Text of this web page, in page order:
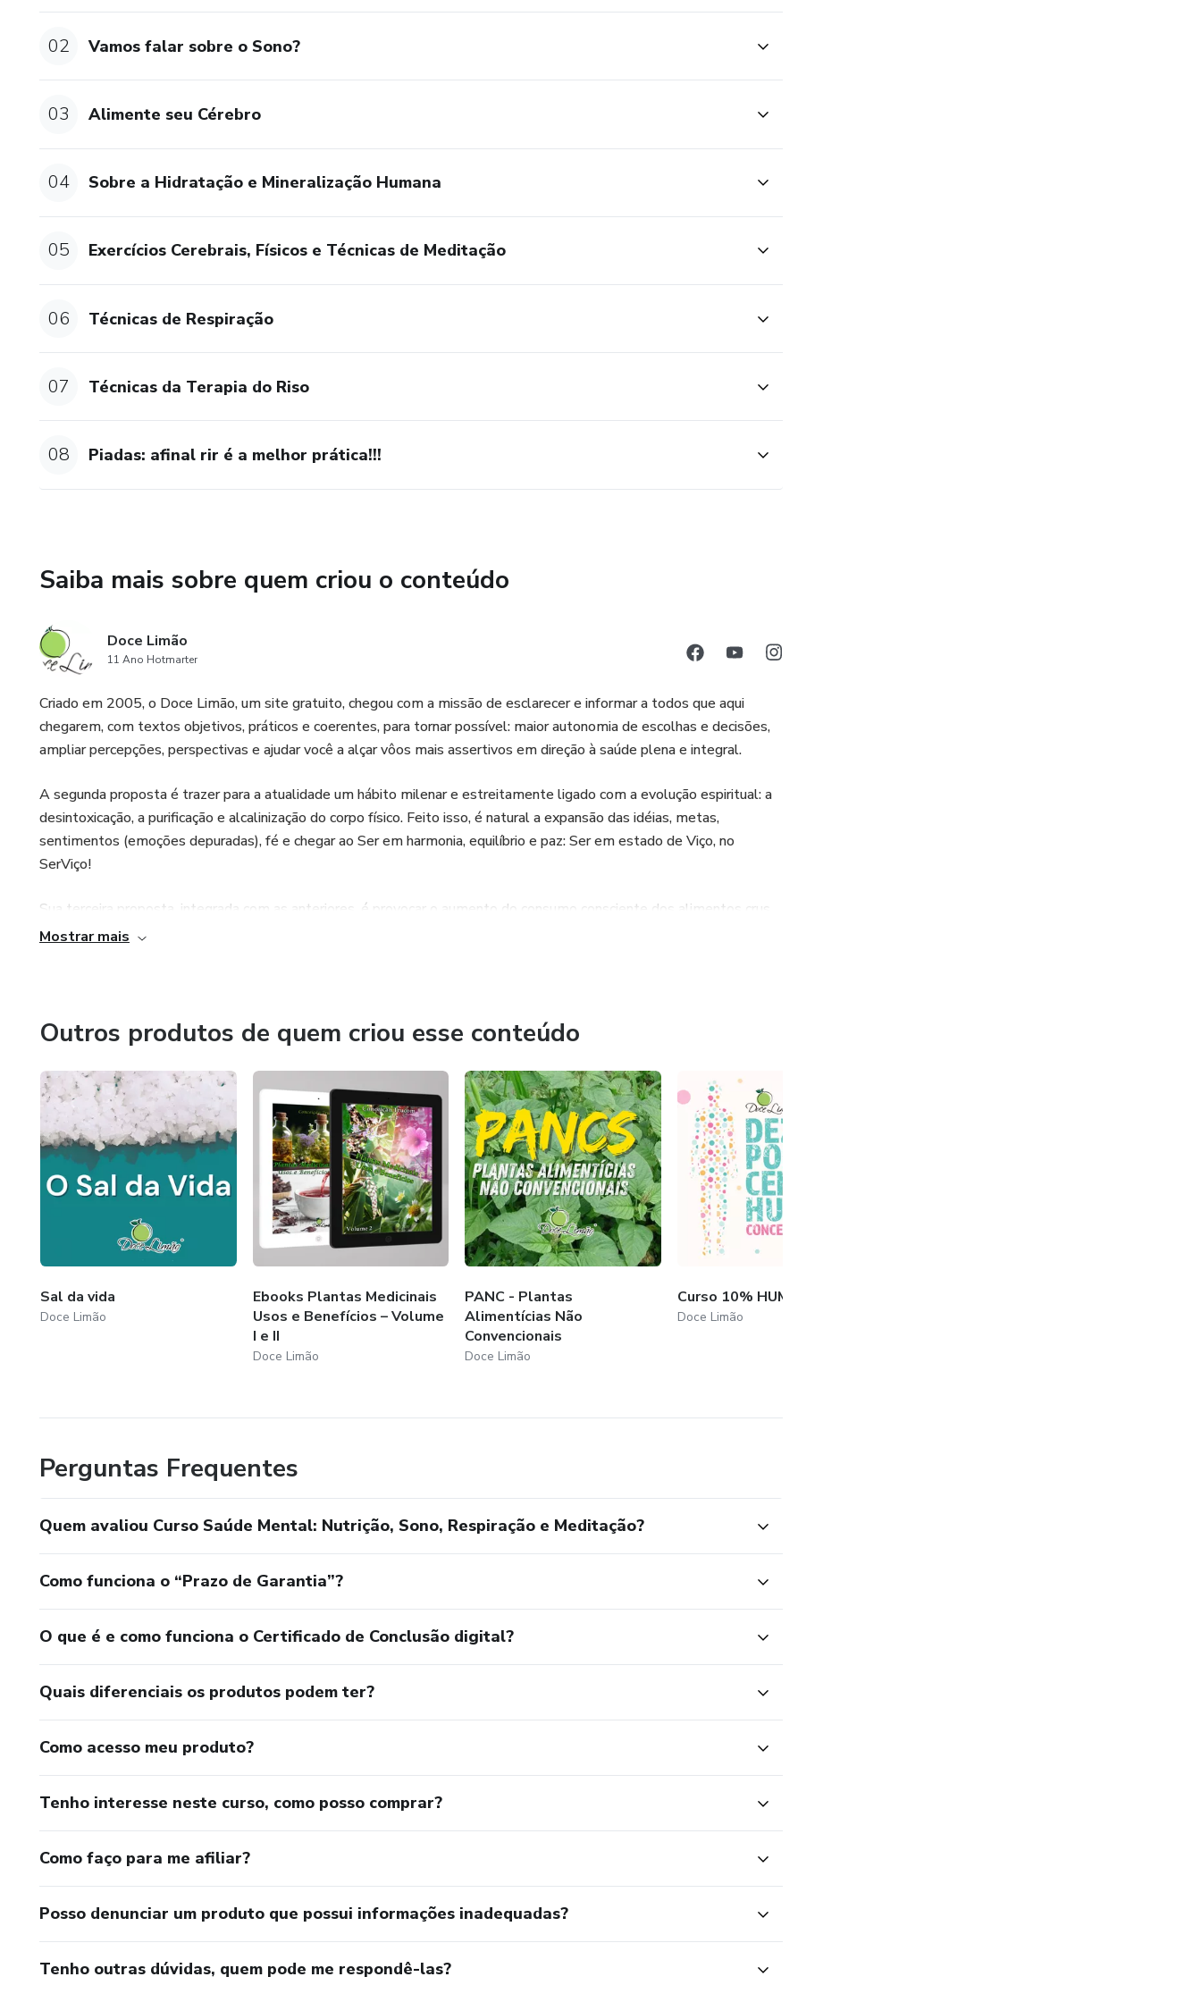
O que você leva:
✅ 8 módulos completos
✅ Acesso imediato e válido por 2 anos
✅ Certificado de conclusão
Chegou a hora de cuidar de você — por dentro e por fora.
Dê ao seu cérebro e saúde mental o carinho que ele merece e transforme sua vida.
02 Vamos falar sobre o Sono?
03 Alimente seu Cérebro
04 Sobre a Hidratação e Mineralização Humana
05 Exercícios Cerebrais, Físicos e Técnicas de Meditação
06 Técnicas de Respiração
07 Técnicas da Terapia do Riso
08 Piadas: afinal rir é a melhor prática!!!
Saiba mais sobre quem criou o conteúdo
Doce Limão
11 Ano Hotmarter
Criado em 2005, o Doce Limão, um site gratuito, chegou com a missão de esclarecer e informar a todos que aqui
chegarem, com textos objetivos, práticos e coerentes, para tornar possível: maior autonomia de escolhas e decisões,
ampliar percepções, perspectivas e ajudar você a alçar vôos mais assertivos em direção à saúde plena e integral.
A segunda proposta é trazer para a atualidade um hábito milenar e estreitamente ligado com a evolução espiritual: a
desintoxicação, a purificação e alcalinização do corpo físico. Feito isso, é natural a expansão das idéias, metas,
sentimentos (emoções depuradas), fé e chegar ao Ser em harmonia, equilíbrio e paz: Ser em estado de Viço, no
SerViço!
Sua terceira proposta, integrada com as anteriores, é provocar o aumento do consumo consciente dos alimentos crus
(entre eles o limão e a linhaça), ainda muito baixos, quando se pretende a prática da medicina preventiva ou
temas voltados para a alimentação natural, qualidade de vida e bem-estar.
Mostrar mais
Outros produtos de quem criou esse conteúdo
Sal da vida
Doce Limão
Ebooks Plantas Medicinais
Usos e Benefícios – Volume
I e II
Doce Limão
PANC - Plantas
Alimentícias Não
Convencionais
Doce Limão
Curso 10% HUMANO
Doce Limão
Perguntas Frequentes
Quem avaliou Curso Saúde Mental: Nutrição, Sono, Respiração e Meditação?
Como funciona o “Prazo de Garantia”?
O que é e como funciona o Certificado de Conclusão digital?
Quais diferenciais os produtos podem ter?
Como acesso meu produto?
Tenho interesse neste curso, como posso comprar?
Como faço para me afiliar?
Posso denunciar um produto que possui informações inadequadas?
Tenho outras dúvidas, quem pode me respondê-las?